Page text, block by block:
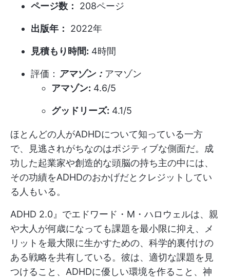
ページ数： 208ページ
出版年： 2022年
見積もり時間: 4時間
評価： アマゾン： アマゾン
アマゾン: 4.6/5
グッドリーズ: 4.1/5
ほとんどの人がADHDについて知っている一方
で、見逃されがちなのはポジティブな側面だ。成
功した起業家や創造的な頭脳の持ち主の中には、
その功績をADHDのおかげだとクレジットしてい
る人もいる。
ADHD 2.0』でエドワード・M・ハロウェルは、親
や大人が何歳になっても課題を最小限に抑え、メ
リットを最大限に生かすための、科学的裏付けの
ある戦略を共有している。彼は、適切な課題を見
つけること、ADHDに優しい環境を作ること、神